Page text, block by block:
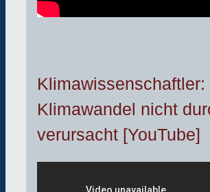
Klimawissenschaftler:
Klimawandel nicht
verursacht [YouTube]